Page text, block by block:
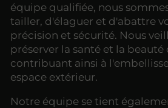
équipe qualifiée, nous
tailler, d'élaguer et d'abattre
précision et sécurité. Nous
préserver la santé et la beauté
contribuant ainsi à
espace extérieur.
Notre équipe se tient